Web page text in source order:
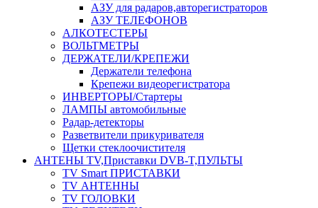
АЗУ для радаров,авторегистраторов
АЗУ ТЕЛЕФОНОВ
АЛКОТЕСТЕРЫ
ВОЛЬТМЕТРЫ
ДЕРЖАТЕЛИ/КРЕПЕЖИ
Держатели телефона
Крепежи видеорегистратора
ИНВЕРТОРЫ/Стартеры
ЛАМПЫ автомобильные
Радар-детекторы
Разветвители прикуривателя
Щетки стеклоочистителя
АНТЕНЫ ТV,Приставки DVB-T,ПУЛЬТЫ
TV Smart ПРИСТАВКИ
TV АНТЕННЫ
TV ГОЛОВКИ